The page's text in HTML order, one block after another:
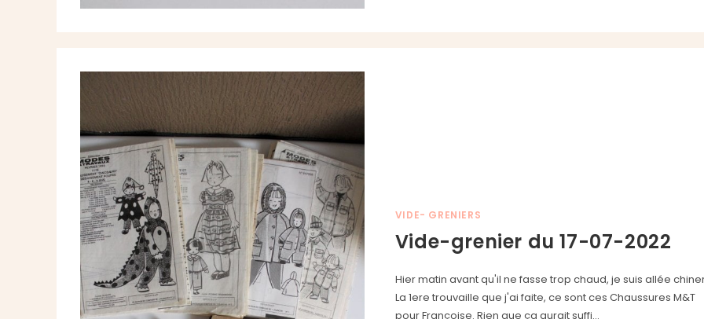
VIDE- GRENIERS
Vide-grenier du 17-07-2022
Hier matin avant qu'il ne fasse trop chaud, je suis allée
La 1ere trouvaille que j'ai faite, ce sont ces Chaussures M&T
pour Françoise. Rien que ça aurait suffi…